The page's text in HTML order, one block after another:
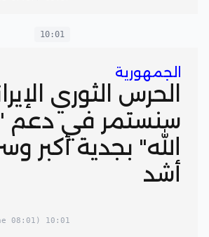
10:01
الجمهورية
الحرس الثوري
سنستمر في دعم
الله" بجدية أكبر
أشد
10:01
(08:01 in your timezone)